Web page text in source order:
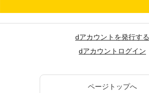
dアカウントを発行する
dアカウントログイン
ページトップへ